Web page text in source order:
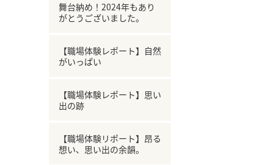
舞台納め！2024年もあり
がとうございました。
【職場体験レポート】自然
がいっぱい
【職場体験レポート】思い
出の跡
【職場体験リポート】昂る
想い、思い出の余韻。